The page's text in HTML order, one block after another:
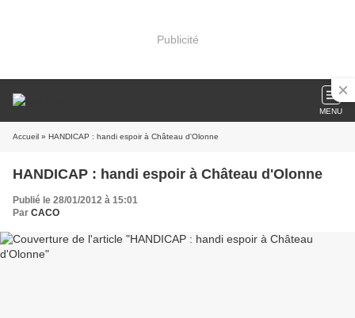
Publicité
MENU
Accueil » HANDICAP : handi espoir à Château d'Olonne
HANDICAP : handi espoir à Château d'Olonne
Publié le 28/01/2012 à 15:01
Par CACO